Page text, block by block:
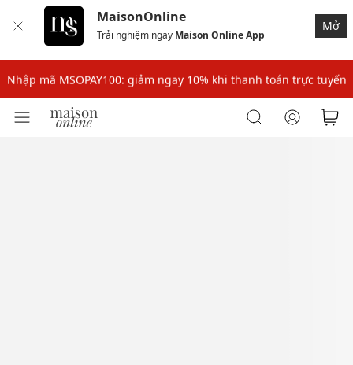
MaisonOnline
Trải nghiệm ngay Maison Online App
Mở
Nhập mã: MSOXINCHAO - Giảm 10% đơn đầu cho thành viên mới!
Nhập mã MSOPAY100: giảm ngay 10% khi thanh toán trực tuyến
Nhập mã: MSOXINCHAO - Giảm 10% đơn đầu cho thành viên mới!